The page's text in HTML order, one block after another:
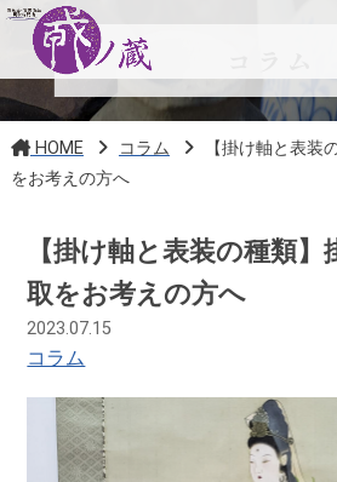
HOME コラム
【掛け軸と表装
をお考えの方へ
【掛け軸と表装の種類
取をお考えの方へ
2023.07.15
コラム